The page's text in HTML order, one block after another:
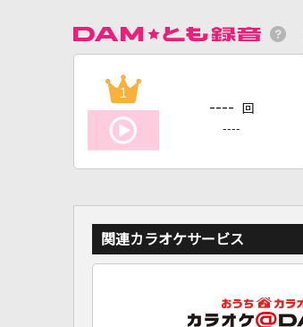
1
---- 回
----
関連カラオケサービス